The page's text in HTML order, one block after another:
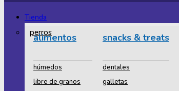
Tienda
perros
alimentos
húmedos
libre de granos
snacks & treats
dentales
galletas